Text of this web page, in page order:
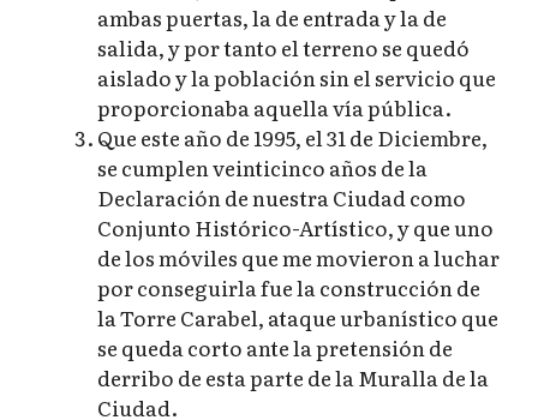
ambas puertas, la de entrada y la de
salida, y por tanto el terreno se quedó
aislado y la población sin el servicio que
proporcionaba aquella vía pública.
Que este año de 1995, el 31 de Diciembre,
se cumplen veinticinco años de la
Declaración de nuestra Ciudad como
Conjunto Histórico-Artístico, y que uno
de los móviles que me movieron a luchar
por conseguirla fue la construcción de
la Torre Carabel, ataque urbanístico que
se queda corto ante la pretensión de
derribo de esta parte de la Muralla de la
Ciudad.